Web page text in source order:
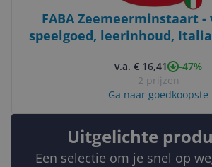
FABA Zeemeerminstaart
speelgoed, leerinhoud,
v.a. € 16,41
-47%
2 prijzen
Ga naar goedkoopste
Uitgelichte
Een selectie om je snel op